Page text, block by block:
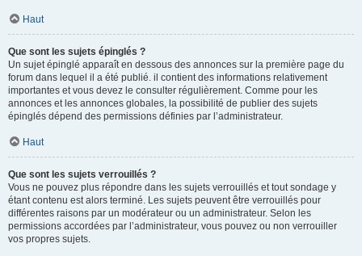
Haut
Que sont les sujets épinglés ?
Un sujet épinglé apparaît en dessous des annonces sur la première page du
forum dans lequel il a été publié. il contient des informations relativement
importantes et vous devez le consulter régulièrement. Comme pour les
annonces et les annonces globales, la possibilité de publier des sujets
épinglés dépend des permissions définies par l’administrateur.
Haut
Que sont les sujets verrouillés ?
Vous ne pouvez plus répondre dans les sujets verrouillés et tout sondage y
étant contenu est alors terminé. Les sujets peuvent être verrouillés pour
différentes raisons par un modérateur ou un administrateur. Selon les
permissions accordées par l’administrateur, vous pouvez ou non verrouiller
vos propres sujets.